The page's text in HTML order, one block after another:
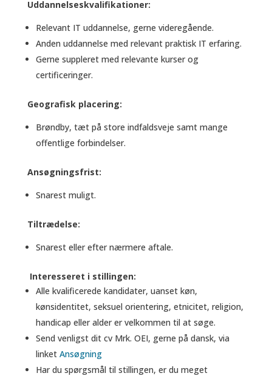
Uddannelseskvalifikationer:
Relevant IT uddannelse, gerne videregående.
Anden uddannelse med relevant praktisk IT erfaring.
Gerne suppleret med relevante kurser og
certificeringer.
Geografisk placering:
Brøndby, tæt på store indfaldsveje samt mange
offentlige forbindelser.
Ansøgningsfrist:
Snarest muligt.
Tiltrædelse:
Snarest eller efter nærmere aftale.
Interesseret i stillingen:
Alle kvalificerede kandidater, uanset køn,
kønsidentitet, seksuel orientering, etnicitet, religion,
handicap eller alder er velkommen til at søge.
Send venligst dit cv Mrk. OEI, gerne på dansk, via
linket Ansøgning
Har du spørgsmål til stillingen, er du meget